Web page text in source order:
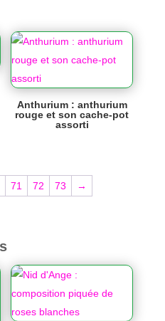
Anthurium : anthurium
rouge et son cache-pot
assorti
71 72 73 →